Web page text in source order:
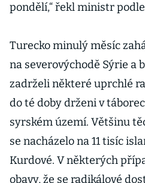
pondělí,“ řekl ministr
Turecko minulý měsíc
na severovýchodě Sýrie a
zadrželi některé uprchlé
do té doby drženi v
syrském území. Většinu
se nacházelo na 11 tisíc
Kurdové. V některých
obavy, že se radikálové